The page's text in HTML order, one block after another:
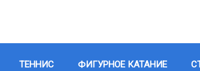
ТЕННИС ФИГУРНОЕ КАТАНИЕ